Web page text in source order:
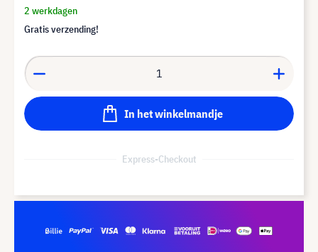
2 werkdagen
Gratis verzending!
In het winkelmandje
Express-Checkout